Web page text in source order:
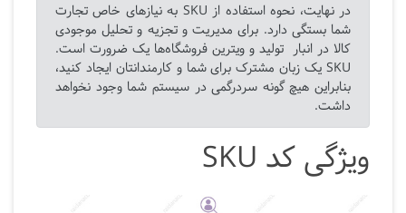
در نهایت، نحوه استفاده از SKU
به نیازهای خاص تجارت
شما بستگی دارد. برای مدیریت و تجزیه و تحلیل موجودی
کالا در انبار تولید و ویترین فروشگاه‌ها یک ضرورت است.
SKU یک زبان مشترک برای شما و کارمندانتان ایجاد کنید،
بنابراین هیچ گونه سردرگمی در سیستم شما وجود نخواهد
داشت.
ویژگی کد SKU